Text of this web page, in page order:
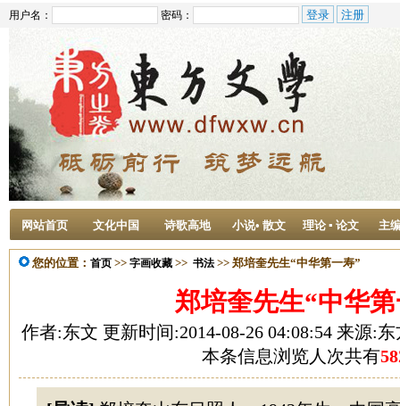
用户名： 密码：
网站首页 文化中国 诗歌高地 小说• 散文 理论 ▪ 论文 主
您的位置： 首页 >> 字画收藏 >> 书法 >> 郑培奎先生“中华第一寿”
郑培奎先生“中华
作者:东文 更新时间:2014-08-26 04:08:54 来源:
本条信息浏览人次共有